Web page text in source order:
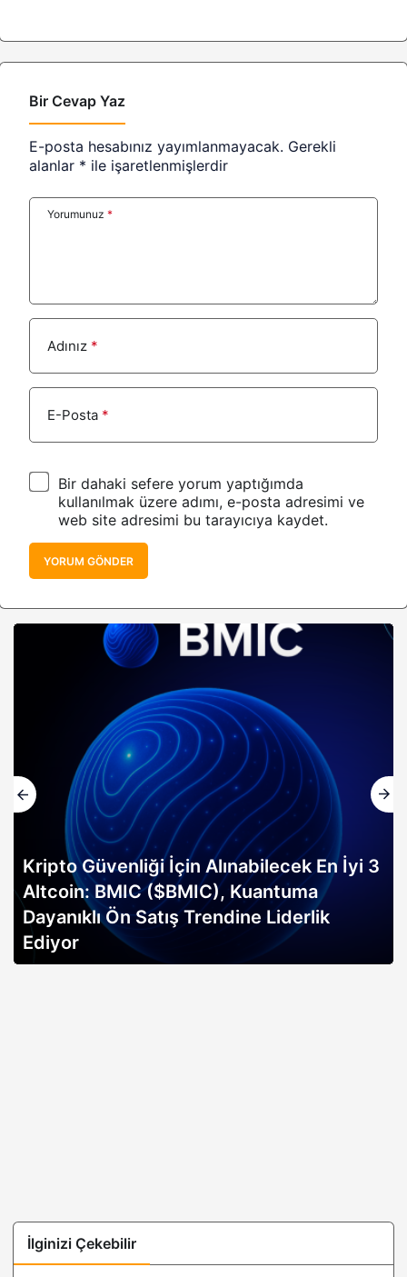
Bir Cevap Yaz
E-posta hesabınız yayımlanmayacak. Gerekli
alanlar * ile işaretlenmişlerdir
Yorumunuz *
Adınız *
E-Posta *
Bir dahaki sefere yorum yaptığımda
kullanılmak üzere adımı, e-posta adresimi ve
web site adresimi bu tarayıcıya kaydet.
YORUM GÖNDER
Altın rallisi, 2026 Bitcoin boğa koşusunun
erken sinyali mi? Bitwise analisti
açıklıyor…
İlginizi Çekebilir